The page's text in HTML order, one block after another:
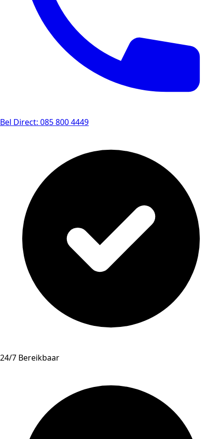
Bel Direct: 085 800 4449
24/7 Bereikbaar